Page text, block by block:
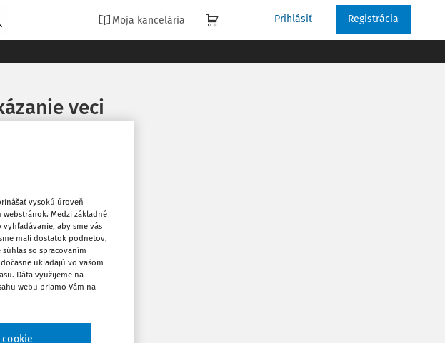
Moja kancelária Prihlásiť Registrácia
veci
Vytlačiť
Obľúbené
Stiahnuť
vysokú úroveň
Medzi základné
aby sme vás
mali dostatok podnetov,
so spracovaním
ukladajú vo vašom
Dáta využijeme na
webu priamo Vám na